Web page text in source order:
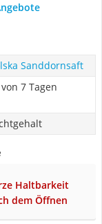
Sanddornsaft
7 Tagen
Haltbarkeit
dem Öffnen